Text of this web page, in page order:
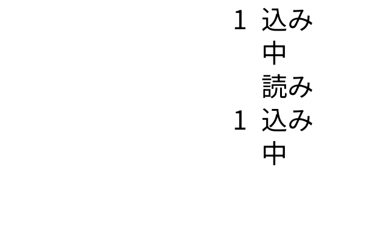
1 込み
中
1
​読み
込み
中